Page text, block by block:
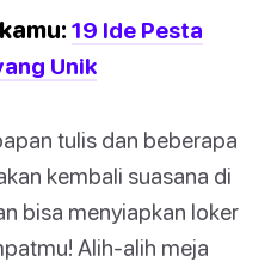
19 Ide Pesta
Unik
tulis dan beberapa
kembali suasana di
bisa menyiapkan loker
Alih-alih meja